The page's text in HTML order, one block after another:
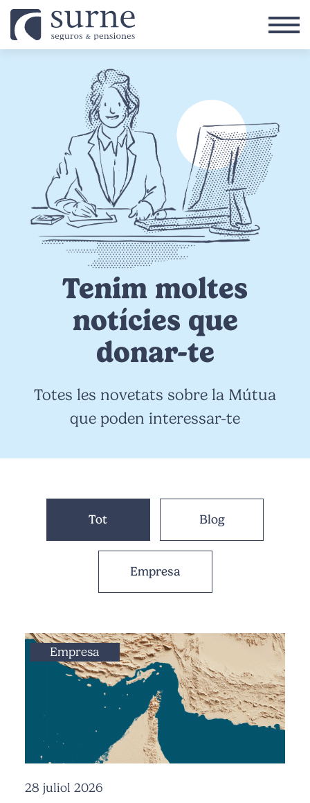
Vés al contingut
Tenim moltes
notícies que
donar-te
Totes les novetats sobre la Mútua
que poden interessar-te
Tot Blog
Empresa
Empresa
28 juliol 2026